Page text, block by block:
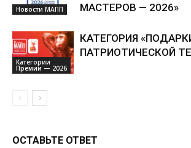
Новости МАПП
МАСТЕРОВ — 2026»
Категории
Премии — 2026
КАТЕГОРИЯ
ПАТРИОТИЧЕСКОЙ
ОСТАВЬТЕ ОТВЕТ